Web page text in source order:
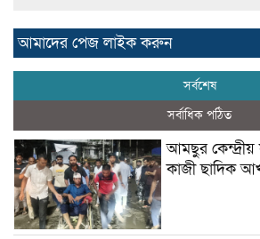
আমাদের পেজ লাইক করুন
সর্বশেষ
সর্বাধিক পঠিত
আমছুর
কাজী ছাদিক